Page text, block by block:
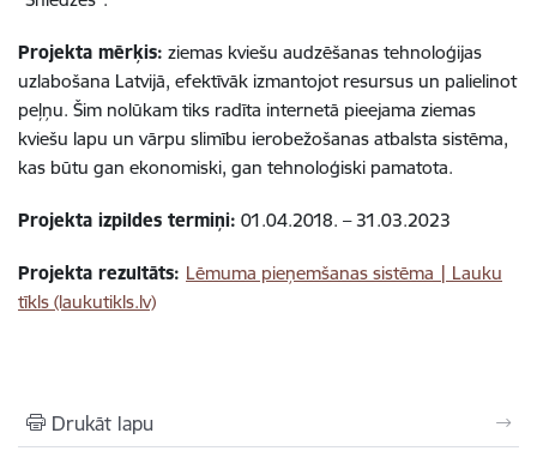
Projekta mērķis: ziemas kviešu audzēšanas tehnoloģijas
uzlabošana Latvijā, efektīvāk izmantojot resursus un palielinot
peļņu. Šim nolūkam tiks radīta internetā pieejama ziemas
kviešu lapu un vārpu slimību ierobežošanas atbalsta sistēma,
kas būtu gan ekonomiski, gan tehnoloģiski pamatota.
Projekta izpildes termiņi: 01.04.2018. –31.03.2023
Projekta rezultāts: Lēmuma pieņemšanas sistēma | Lauku
tīkls (laukutikls.lv)
Drukāt lapu